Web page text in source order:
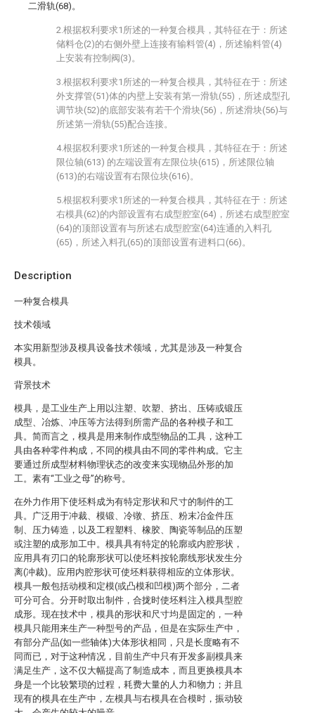
Description
一种复合模具
技术领域
本实用新型涉及模具设备技术领域，尤其是涉及一种复合
模具。
背景技术
模具，是工业生产上用以注塑、吹塑、挤出、压铸或锻压
成型、冶炼、冲压等方法得到所需产品的各种模子和工
具。简而言之，模具是用来制作成型物品的工具，这种工
具由各种零件构成，不同的模具由不同的零件构成。它主
要通过所成型材料物理状态的改变来实现物品外形的加
工。素有“工业之母”的称号。
在外力作用下使坯料成为有特定形状和尺寸的制件的工
具。广泛用于冲裁、模锻、冷镦、挤压、粉末冶金件压
制、压力铸造，以及工程塑料、橡胶、陶瓷等制品的压塑
或注塑的成形加工中。模具具有特定的轮廓或内腔形状，
应用具有刃口的轮廓形状可以使坯料按轮廓线形状发生分
离(冲裁)。应用内腔形状可使坯料获得相应的立体形状。
模具一般包括动模和定模(或凸模和凹模)两个部分，二者
可分可合。分开时取出制件，合拢时使坯料注入模具型腔
成形。现在技术中，模具的形状和尺寸均是固定的，一种
模具只能用来生产一种型号的产品，但是在实际生产中，
有部分产品(如一些轴体)大体形状相同，只是长度略有不
同而已，对于这种情况，目前生产中只有开发多副模具来
满足生产，这不仅大幅提高了制造成本，而且更换模具本
身是一个比较繁琐的过程，耗费大量的人力和物力；并且
现有的模具在生产中，左模具与右模具在合模时，振动较
二滑轨(68)。
2.根据权利要求1所述的一种复合模具，其特征在于：所述
储料仓(2)的右侧外壁上连接有输料管(4)，所述输料管(4)
上安装有控制阀(3)。
3.根据权利要求1所述的一种复合模具，其特征在于：所述
外支撑管(51)体的内壁上安装有第一滑轨(55)，所述成型孔
调节块(52)的底部安装有若干个滑块(56)，所述滑块(56)与
所述第一滑轨(55)配合连接。
4.根据权利要求1所述的一种复合模具，其特征在于：所述
限位轴(613) 的左端设置有左限位块(615)，所述限位轴
(613)的右端设置有右限位块(616)。
5.根据权利要求1所述的一种复合模具，其特征在于：所述
右模具(62)的内部设置有右成型腔室(64)，所述右成型腔室
(64)的顶部设置有与所述右成型腔室(64)连通的入料孔
(65)，所述入料孔(65)的顶部设置有进料口(66)。